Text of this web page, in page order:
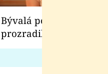
Bývalá pornoherečka
prozradila, co ji
natáčení Euforie.